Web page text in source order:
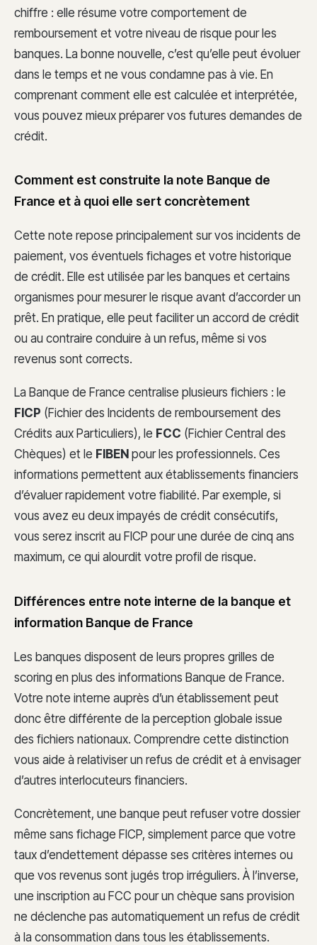
chiffre : elle résume votre comportement de
remboursement et votre niveau de risque pour les
banques. La bonne nouvelle, c’est qu’elle peut évoluer
dans le temps et ne vous condamne pas à vie. En
comprenant comment elle est calculée et interprétée,
vous pouvez mieux préparer vos futures demandes de
crédit.
Comment est construite la note Banque de
France et à quoi elle sert concrètement
Cette note repose principalement sur vos incidents de
paiement, vos éventuels fichages et votre historique
de crédit. Elle est utilisée par les banques et certains
organismes pour mesurer le risque avant d’accorder un
prêt. En pratique, elle peut faciliter un accord de crédit
ou au contraire conduire à un refus, même si vos
revenus sont corrects.
La Banque de France centralise plusieurs fichiers : le
FICP (Fichier des Incidents de remboursement des
Crédits aux Particuliers), le FCC (Fichier Central des
Chèques) et le FIBEN pour les professionnels. Ces
informations permettent aux établissements financiers
d’évaluer rapidement votre fiabilité. Par exemple, si
vous avez eu deux impayés de crédit consécutifs,
vous serez inscrit au FICP pour une durée de cinq ans
maximum, ce qui alourdit votre profil de risque.
Différences entre note interne de la banque et
information Banque de France
Les banques disposent de leurs propres grilles de
scoring en plus des informations Banque de France.
Votre note interne auprès d’un établissement peut
donc être différente de la perception globale issue
des fichiers nationaux. Comprendre cette distinction
vous aide à relativiser un refus de crédit et à envisager
d’autres interlocuteurs financiers.
Concrètement, une banque peut refuser votre dossier
même sans fichage FICP, simplement parce que votre
taux d’endettement dépasse ses critères internes ou
que vos revenus sont jugés trop irréguliers. À l’inverse,
une inscription au FCC pour un chèque sans provision
ne déclenche pas automatiquement un refus de crédit
à la consommation dans tous les établissements.